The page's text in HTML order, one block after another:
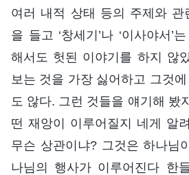
여러 내적 상태 등의 주제와 관
을 들고 ‘창세기’나 ‘이사야서’
해서도 헛된 이야기를 하지 않
보는 것을 가장 싫어하고 그것
도 않다. 그런 것들을 얘기해 봤
떤 재앙이 이루어질지 네게 알
무슨 상관이냐? 그것은 하나님
나님의 행사가 이루어진다 한